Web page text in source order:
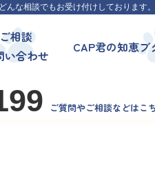
な相談でもお受け付けしております。
ご相談
い合わせ
CAP君の知恵ブ
ご質問やご相談などはこ